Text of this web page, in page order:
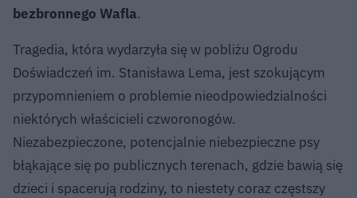
bezbronnego Wafla.
Tragedia, która wydarzyła się w pobliżu Ogrodu
Doświadczeń im. Stanisława Lema, jest szokującym
przypomnieniem o problemie nieodpowiedzialności
niektórych właścicieli czworonogów.
Niezabezpieczone, potencjalnie niebezpieczne psy
błąkające się po publicznych terenach, gdzie bawią się
dzieci i spacerują rodziny, to niestety coraz częstszy